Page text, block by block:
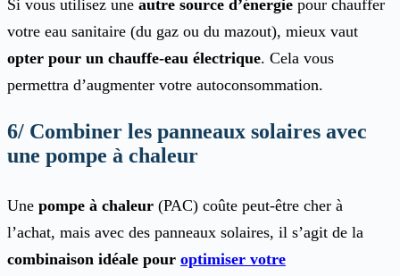
Si vous utilisez une autre source d’énergie pour chauffer
votre eau sanitaire (du gaz ou du mazout), mieux vaut
opter pour un chauffe-eau électrique. Cela vous
permettra d’augmenter votre autoconsommation.
6/ Combiner les panneaux solaires avec
une pompe à chaleur
Une pompe à chaleur (PAC) coûte peut-être cher à
l’achat, mais avec des panneaux solaires, il s’agit de la
combinaison idéale pour optimiser votre